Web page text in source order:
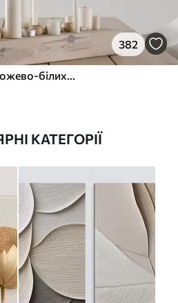
382
Букет великих пишних рожево-білих квітів півонії із зеленим листям на м’якому розмитому фоні
КАТЕГОРІЇ